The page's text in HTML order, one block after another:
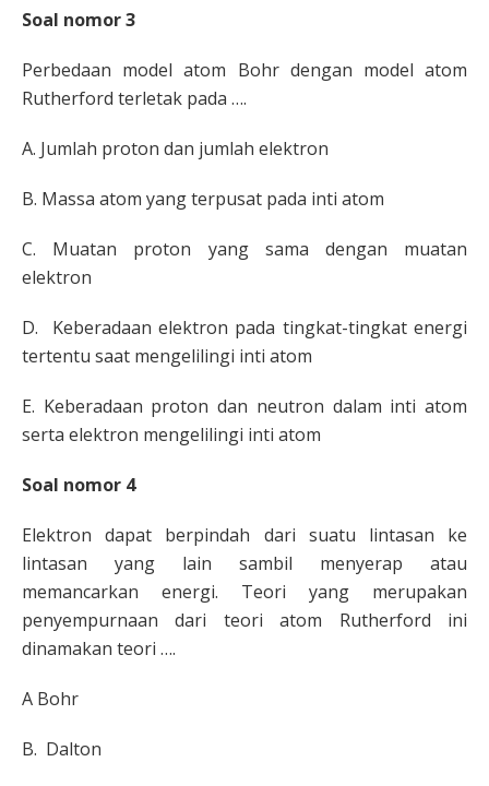
Soal nomor 3
Perbedaan model atom Bohr dengan model atom
Rutherford terletak pada ….
A. Jumlah proton dan jumlah elektron
B. Massa atom yang terpusat pada inti atom
C. Muatan proton yang sama dengan muatan
elektron
D. Keberadaan elektron pada tingkat-tingkatenergi
tertentu saat mengelilingi inti atom
E. Keberadaan proton dan neutron dalam inti atom
serta elektron mengelilingi inti atom
Soal nomor 4
Elektron dapat berpindah dari suatu lintasan ke
lintasan yang lain sambil menyerap atau
memancarkan energi. Teori yang merupakan
penyempurnaan dari teori atom Rutherford ini
dinamakan teori ….
A Bohr
B. Dalton